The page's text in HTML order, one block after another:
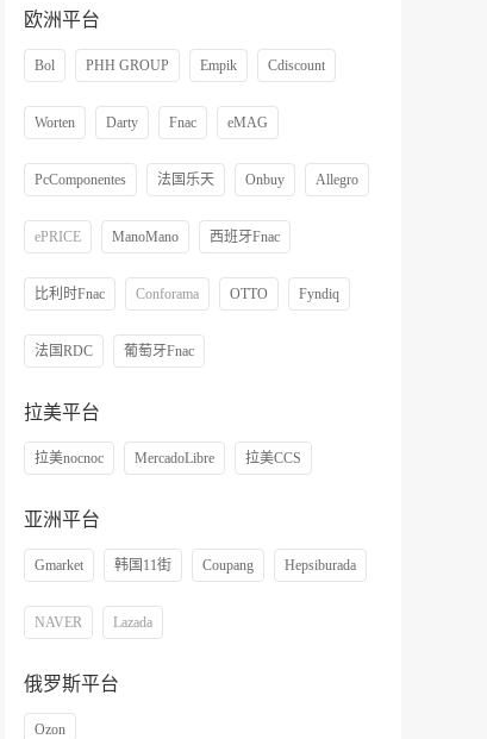
欧洲平台
Bol PHH GROUP Empik Cdiscount
Worten Darty Fnac eMAG
PcComponentes 法国乐天 Onbuy Allegro
ePRICE ManoMano 西班牙Fnac
比利时Fnac Conforama OTTO Fyndiq
法国RDC 葡萄牙Fnac
拉美平台
拉美nocnoc MercadoLibre 拉美CCS
亚洲平台
Gmarket 韩国11街 Coupang Hepsiburada
NAVER Lazada
俄罗斯平台
Ozon